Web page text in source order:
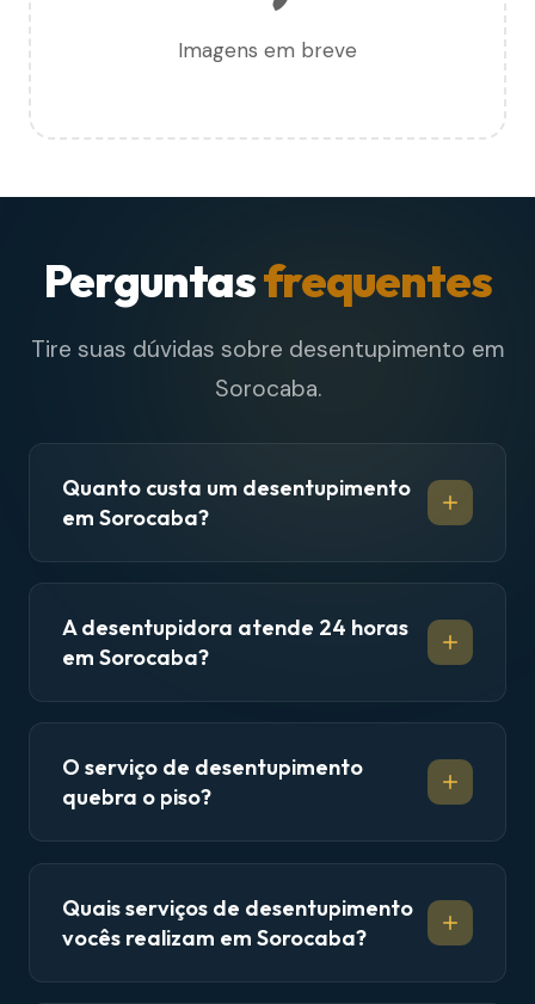
Imagens em breve
Perguntasfrequentes
Tire suas dúvidas sobre desentupimento em
Sorocaba.
Quanto custa um desentupimento
em Sorocaba?
A desentupidora atende 24 horas
em Sorocaba?
O serviço de desentupimento
quebra o piso?
Quais serviços de desentupimento
vocês realizam em Sorocaba?